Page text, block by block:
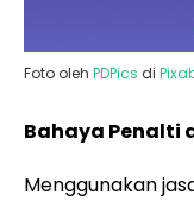
Foto oleh PDPics di
Bahaya Penalti
Menggunakan